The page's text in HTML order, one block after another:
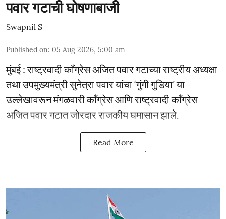
पवार गटाची घोषणाबाजी
Swapnil S
Published on: 05 Aug 2026, 5:00 am
मुंबई : राष्ट्रवादी काँग्रेस अजित पवार गटाच्या राष्ट्रीय अध्यक्षा
तथा उपमुख्यमंत्री सुनेत्रा पवार यांचा ‘गुंगी गुडिया’ या
उल्लेखावरून मंगळवारी काँग्रेस आणि राष्ट्रवादी काँग्रेस
अजित पवार गटात जोरदार राजकीय घमासान झाले.
Read More